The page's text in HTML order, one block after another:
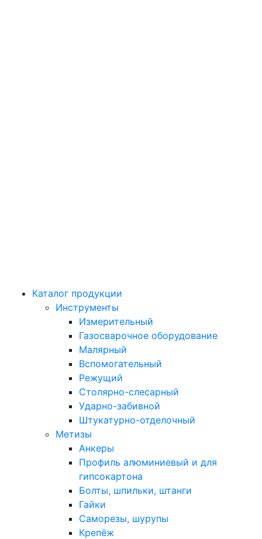
Каталог продукции
Инструменты
Измерительный
Газосварочное оборудование
Малярный
Вспомогательный
Режущий
Столярно-слесарный
Ударно-забивной
Штукатурно-отделочный
Метизы
Анкеры
Профиль алюминиевый и для
гипсокартона
Болты, шпильки, штанги
Гайки
Саморезы, шурупы
Крепёж